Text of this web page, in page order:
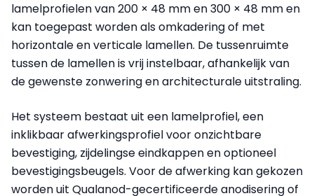
lamelprofielen van 200 × 48 mm en 300 × 48 mm en
kan toegepast worden als omkadering of met
horizontale en verticale lamellen. De tussenruimte
tussen de lamellen is vrij instelbaar, afhankelijk van
de gewenste zonwering en architecturale uitstraling.
Het systeem bestaat uit een lamelprofiel, een
inklikbaar afwerkingsprofiel voor onzichtbare
bevestiging, zijdelingse eindkappen en optioneel
bevestigingsbeugels. Voor de afwerking kan gekozen
worden uit Qualanod-gecertificeerde anodisering of